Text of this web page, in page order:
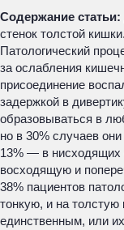
Содержание статьи:
стенок толстой
Патологический
за ослабления
присоединение
задержкой в
образовываться в
но в 30% случаев
13% — в нисходящих
восходящую и
38% пациентов
тонкую, и на
единственным, или